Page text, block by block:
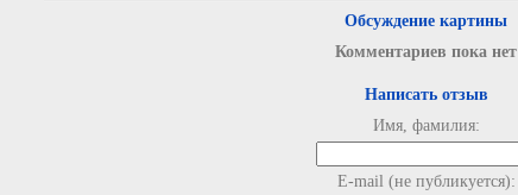
Обсуждение картины
Комментариев пока нет
Написать отзыв
Имя, фамилия:
E-mail (не публикуется):